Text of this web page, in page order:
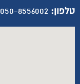
טלפון: 050-8556002